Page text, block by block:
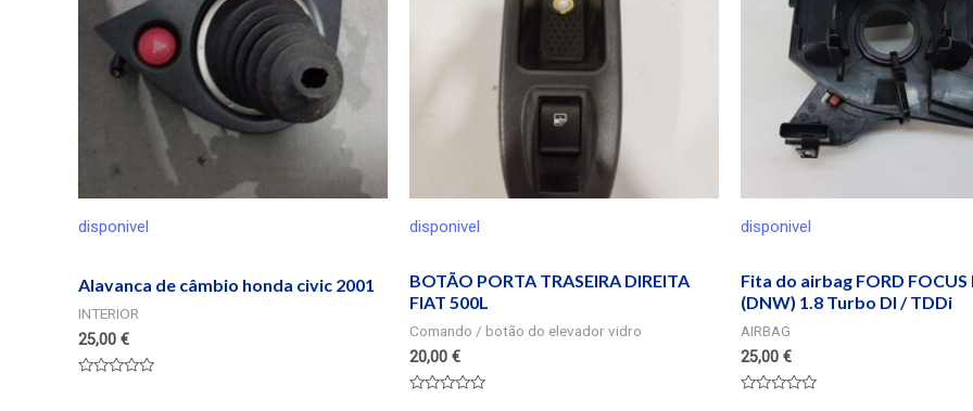
disponivel
Alavanca de câmbio honda civic 2001
INTERIOR
25,00 €
disponivel
BOTÃO PORTA TRASEIRA DIREITA
FIAT 500L
Comando / botão do elevador vidro
20,00 €
disponivel
Fita do airbag FORD
(DNW) 1.8 Turbo DI / TDDi
AIRBAG
25,00 €